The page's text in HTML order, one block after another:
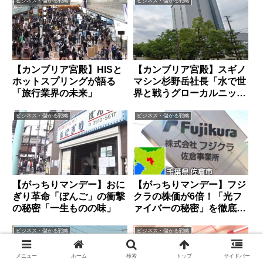
【カンブリア宮殿】HISと
ホットスプリングが語る
「旅行業界の未来」
【カンブリア宮殿】スギノ
マシン杉野岳社長「水で世
界と戦うグローカルニッチ
ビジネス・儲かる戦略
【がっちりマンデー】おに
ぎり革命「ぼんご」の衝撃
の秘密「一生ものの味」
ビジネス・儲かる戦略
【がっちりマンデー】フジ
クラの株価が6倍！「光フ
ァイバーの秘密」を徹底解
ビジネス・儲かる戦略 ビジネス・儲かる戦略
メニュー ホーム 検索 トップ サイドバー